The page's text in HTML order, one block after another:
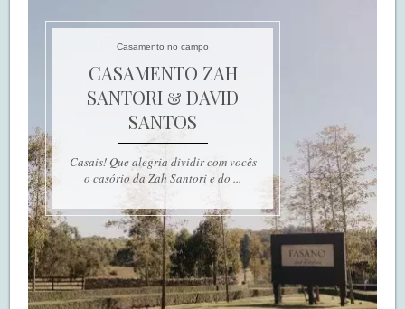
Casamento no campo
CASAMENTO ZAH
SANTORI & DAVID
SANTOS
Casais! Que alegria dividir com vocês
o casório da Zah Santori e do ...